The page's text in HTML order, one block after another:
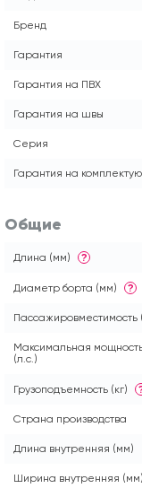
Бренд
Гарантия
Гарантия на ПВХ
Гарантия на швы
Серия
Гарантия на
Общие
Длина (мм) ?
Диаметр борта (мм) ?
Пассажировместимость
Максимальная
(л.с.)
Грузоподъемность (кг)
Страна производства
Длина внутренняя (мм)
Ширина внутренняя (мм)